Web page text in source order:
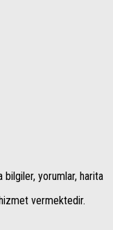
bilgiler, yorumlar, harita
vermektedir.